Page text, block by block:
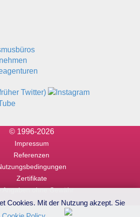
© 1996-2026
Impressum
Referenzen
Zertifikate
Angaben ohne Gewähr
Cookies. Mit der Nutzung akzept. Sie